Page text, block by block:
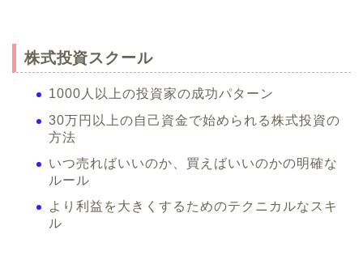
株式投資スクール
1000人以上の投資家の成功パターン
30万円以上の自己資金で始められる株式投資の
方法
いつ売ればいいのか、買えばいいのかの明確な
ルール
より利益を大きくするためのテクニカルなスキ
ル